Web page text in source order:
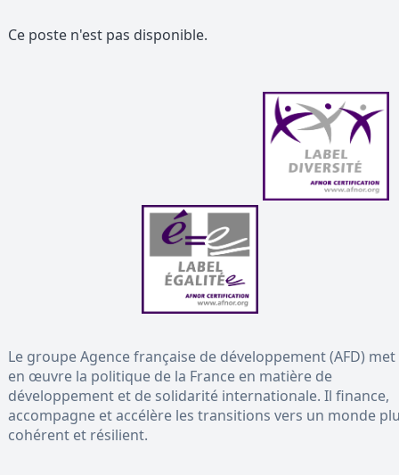
Ce poste n'est pas disponible.
Le groupe Agence française de développement (AFD) met
en œuvre la politique de la France en matière de
développement et de solidarité internationale. Il finance,
accompagne et accélère les transitions vers un monde
cohérent et résilient.